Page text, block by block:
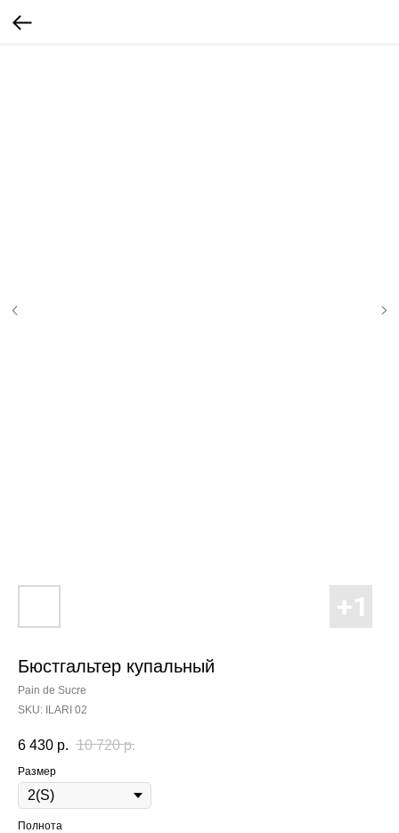
Бюстгальтер купальный
Pain de Sucre
SKU: ILARI 02
6 430 р. 10 720 р.
Размер
Полнота